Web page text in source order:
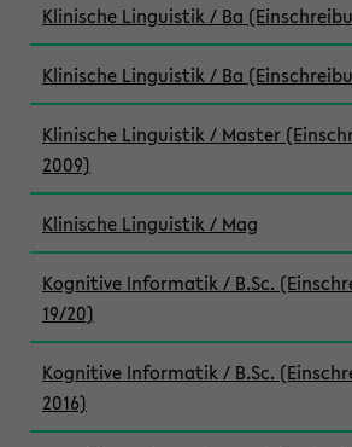
Klinische Linguistik / Ba
Klinische Linguistik / Ba
Klinische Linguistik / Master
2009)
Klinische Linguistik / Mag
Kognitive Informatik / B.Sc.
19/20)
Kognitive Informatik / B.Sc.
2016)